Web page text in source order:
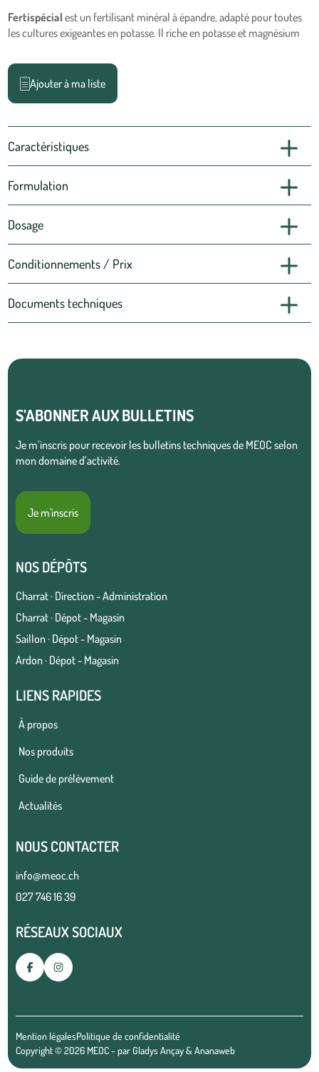
Fertispécial est un fertilisant minéral à épandre, adapté pour toutes
les cultures exigeantes en potasse. Il riche en potasse et magnésium
Ajouter à ma liste
Caractéristiques
Formulation
Dosage
Conditionnements / Prix
Documents techniques
S’ABONNER AUX BULLETINS
Je m’inscris pour recevoir les bulletins techniques de MEOC selon
mon domaine d’activité.
Je m'inscris
NOS DÉPÔTS
Charrat · Direction - Administration
Charrat · Dépot - Magasin
Saillon · Dépot - Magasin
Ardon · Dépot - Magasin
LIENS RAPIDES
À propos
Nos produits
Guide de prélèvement
Actualités
NOUS CONTACTER
info@meoc.ch
027 746 16 39
RÉSEAUX SOCIAUX
Mention légalesPolitique de confidentialité
Copyright © 2026 MEOC - parGladys Ançay&Ananaweb